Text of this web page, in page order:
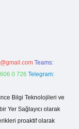
Teams:
0 726 Telegram:
Bilgi Teknolojileri ve
Yer Sağlayıcı olarak
proaktif olarak